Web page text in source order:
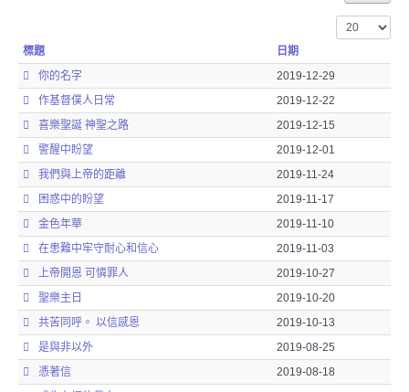
顯示數目
標題
日期
你的名字
2019-12-29
作基督僕人日常
2019-12-22
喜樂聖誕 神聖之路
2019-12-15
警醒中盼望
2019-12-01
我們與上帝的距離
2019-11-24
困惑中的盼望
2019-11-17
金色年華
2019-11-10
在患難中牢守耐心和信心
2019-11-03
上帝開恩 可憐罪人
2019-10-27
聖樂主日
2019-10-20
共苦同呼。 以信感恩
2019-10-13
是與非以外
2019-08-25
憑著信
2019-08-18